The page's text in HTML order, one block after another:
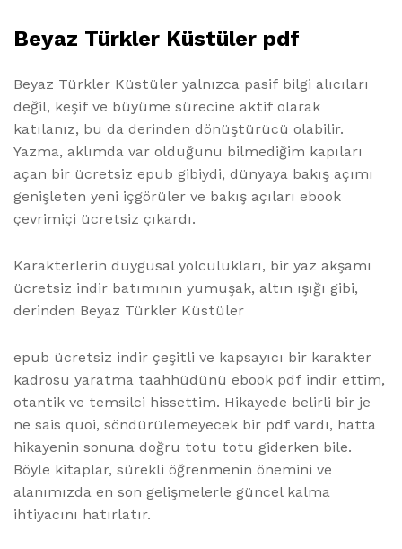
Beyaz Türkler Küstüler pdf
Beyaz Türkler Küstüler yalnızca pasif bilgi alıcıları
değil, keşif ve büyüme sürecine aktif olarak
katılanız, bu da derinden dönüştürücü olabilir.
Yazma, aklımda var olduğunu bilmediğim kapıları
açan bir ücretsiz epub gibiydi, dünyaya bakış açımı
genişleten yeni içgörüler ve bakış açıları ebook
çevrimiçi ücretsiz çıkardı.
Karakterlerin duygusal yolculukları, bir yaz akşamı
ücretsiz indir batımının yumuşak, altın ışığı gibi,
derinden Beyaz Türkler Küstüler
epub ücretsiz indir çeşitli ve kapsayıcı bir karakter
kadrosu yaratma taahhüdünü ebook pdf indir ettim,
otantik ve temsilci hissettim. Hikayede belirli bir je
ne sais quoi, söndürülemeyecek bir pdf vardı, hatta
hikayenin sonuna doğru totu totu giderken bile.
Böyle kitaplar, sürekli öğrenmenin önemini ve
alanımızda en son gelişmelerle güncel kalma
ihtiyacını hatırlatır.